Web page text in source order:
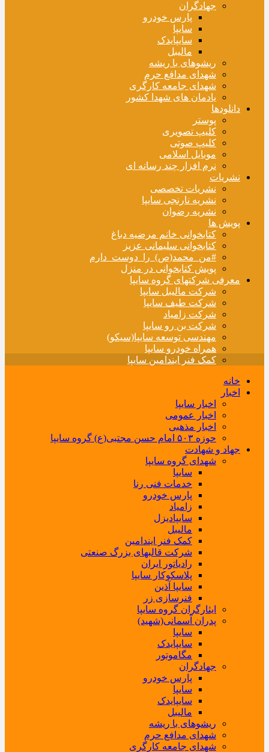
جهادگران
پارس خودرو
سایپا
سایپایدک
مالیبل
ریشوهای با ریشه
شهدای مدافع حرم
شهدای جامعه کارگری
یادمان های شهدا کشور
دانلودها
پوستر
کلیپ تصویری
کلیپ صوتی
موبایل اسلامی
نرم افزار چند رسانه ای
نشریات
نشریات تخصصی
نشریه نارنجی سایپا
نشریه رضوان
پویش ها
کتابخوانی خانم مرضیه دباغ
کتابخوانی سلیمانی عزیز
#من_محمد(ص)_را_دوست_دارم
پویش کتابخوانی در منزل
معرفی شرکتهای گروه سایپا
شرکت مالیبل سایپا
شرکت طیف سایپا
شرکت زامیاد
شرکت بن رو سایپا
مهندسی توسعه سایپا(سیکو)
همراه خودرو سایپا
کمک فنر ایندامین سایپا
خانه
اخبار
اخبار سایپا
اخبار عمومی
اخبار مذهبی
حوزه ۵۰۳ امام حسن مجتبی(ع) گروه سایپا
جهاد و شهادت
شهدای گروه سایپا
سایپا
خدمات فنی رنا
پارس خودرو
زامیاد
سایپادیزل
مالیبل
کمک فنر ایندامین
شرکت قالبهای بزرگ صنعتی
رادیاتور ایران
پلاسکوکار سایپا
سایپا آذین
فنرسازی زر
ایثارگران گروه سایپا
پدران آسمانی(شهید)
سایپا
سایپایدک
مگاموتور
جهادگران
پارس خودرو
سایپا
سایپایدک
مالیبل
ریشوهای با ریشه
شهدای مدافع حرم
شهدای جامعه کارگری